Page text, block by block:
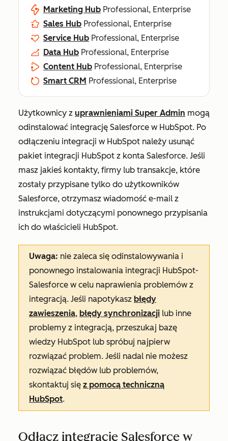
Marketing Hub Professional, Enterprise
Sales Hub Professional, Enterprise
Service Hub Professional, Enterprise
Data Hub Professional, Enterprise
Content Hub Professional, Enterprise
Smart CRM Professional, Enterprise
Użytkownicy z uprawnieniami Super Admin mogą
odinstalować integrację Salesforce w HubSpot. Po
odłączeniu integracji w HubSpot należy usunąć
pakiet integracji HubSpot z konta Salesforce. Jeśli
masz jakieś kontakty, firmy lub transakcje, które
zostały przypisane tylko do użytkowników
Salesforce, otrzymasz wiadomość e-mail z
instrukcjami dotyczącymi ponownego przypisania
ich do właścicieli HubSpot.
Uwaga: nie zaleca się odinstalowywania i
ponownego instalowania integracji HubSpot-
Salesforce w celu naprawienia problemów z
integracją. Jeśli napotykasz błędy
zawieszenia, błędy synchronizacji lub inne
problemy z integracją, przeszukaj bazę
wiedzy HubSpot lub spróbuj najpierw
rozwiązać problem. Jeśli nadal nie możesz
rozwiązać błędów lub problemów,
skontaktuj się z pomocą techniczną
HubSpot.
Odłącz integrację Salesforce w